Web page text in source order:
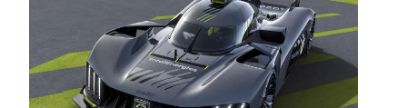
Μεταχειρισμένο
Οδηγός αγοράς